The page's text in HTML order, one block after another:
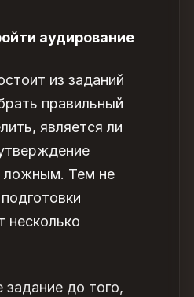
аудирование
из заданий
правильный
является ли
ложным. Тем не
несколько
задание до того,